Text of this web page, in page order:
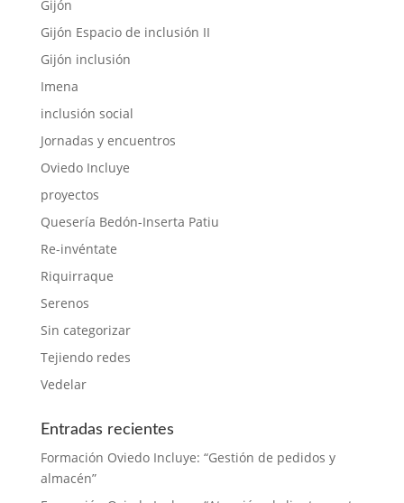
Gijón
Gijón Espacio de inclusión II
Gijón inclusión
Imena
inclusión social
Jornadas y encuentros
Oviedo Incluye
proyectos
Quesería Bedón-Inserta Patiu
Re-invéntate
Riquirraque
Serenos
Sin categorizar
Tejiendo redes
Vedelar
Entradas recientes
Formación Oviedo Incluye: “Gestión de pedidos y
almacén”